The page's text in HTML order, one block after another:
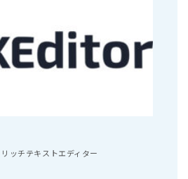
ッチテキストエディター